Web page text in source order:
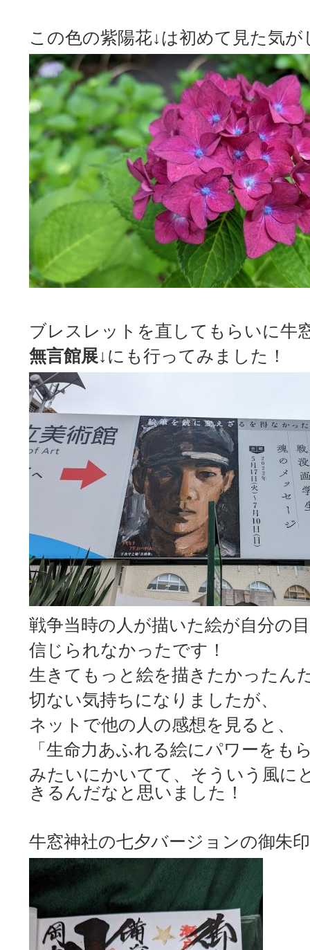
この色の紫陽花↓は初めて見た気
ブレスレットを直してもらいに牛
無言館展↓にも行ってみました！
戦争当時の人が描いた絵が自分の
信じられなかったです！
生きてもっと絵を描きたかったん
切ない気持ちになりましたが、
ネットで他の人の感想を見ると、
「生命力あふれる絵にパワーをも
みたいにかいてて、そういう風に
きるんだなと思いました！
牛窓神社の七夕バージョンの御朱